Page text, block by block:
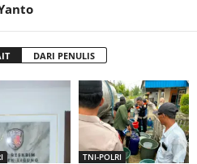
DARI PENULIS
TNI-POLRI